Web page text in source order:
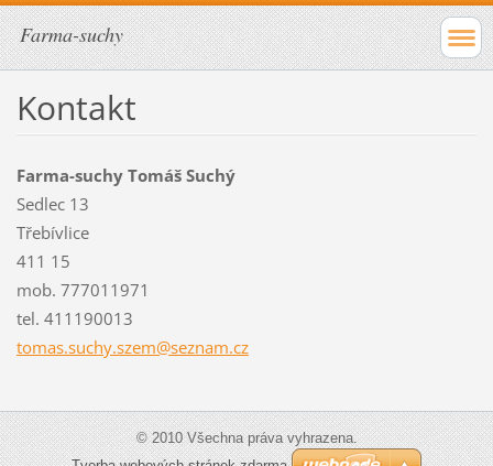
Farma-suchy
Kontakt
Farma-suchy Tomáš Suchý
Sedlec 13
Třebívlice
411 15
mob. 777011971
tel. 411190013
tomas.suchy.szem@seznam.cz
© 2010 Všechna práva vyhrazena.